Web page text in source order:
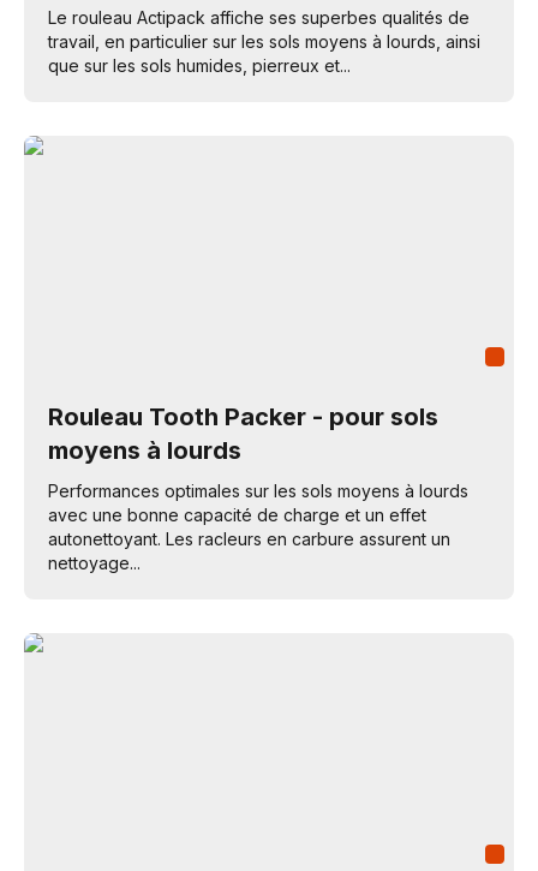
Le rouleau Actipack affiche ses superbes qualités de
travail, en particulier sur les sols moyens à lourds, ainsi
que sur les sols humides, pierreux et...
Rouleau Tooth Packer - pour sols
moyens à lourds
Performances optimales sur les sols moyens à lourds
avec une bonne capacité de charge et un effet
autonettoyant. Les racleurs en carbure assurent un
nettoyage...